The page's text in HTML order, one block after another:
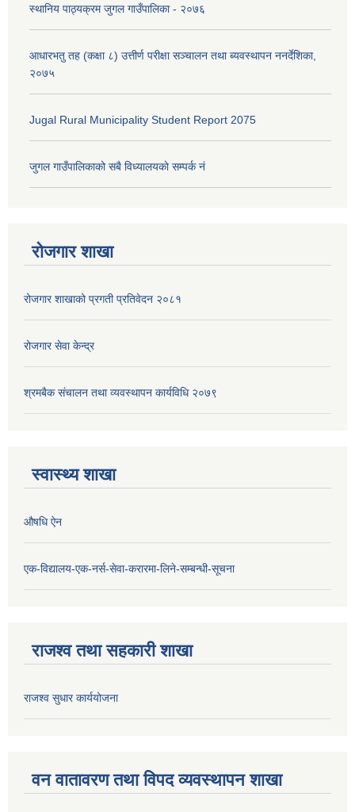
स्थानिय पाठ्यक्रम जुगल गाउँपालिका - २०७६
आधारभतु तह (कक्षा ८) उत्तीर्ण परीक्षा सञ्चालन तथा ब्यवस्थापन ननर्देशिका,
२०७५
Jugal Rural Municipality Student Report 2075
जुगल गाउँपालिकाको सबै विध्यालयकाे सम्पर्क नं
रोजगार शाखा
रोजगार शाखाको प्रगती प्रतिवेदन २०८१
रोजगार सेवा केन्द्र
श्रमबैक संचालन तथा व्यवस्थापन कार्यविधि २०७९
स्वास्थ्य शाखा
औषधि ऐन
एक-विद्यालय-एक-नर्स-सेवा-करारमा-लिने-सम्बन्धी-सूचना
राजश्व तथा सहकारी शाखा
राजश्व सुधार कार्ययोजना
वन वातावरण तथा विपद व्यवस्थापन शाखा